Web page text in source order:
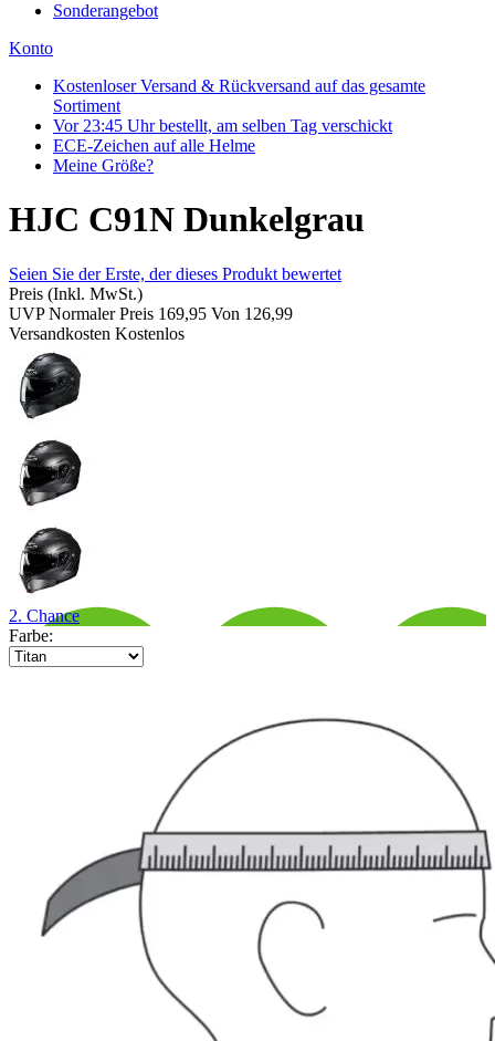
Sonderangebot
Konto
Kostenloser Versand & Rückversand auf das gesamte
Sortiment
Vor 23:45 Uhr bestellt, am selben Tag verschickt
ECE-Zeichen auf alle Helme
Meine Größe?
HJC C91N Dunkelgrau
Seien Sie der Erste, der dieses Produkt bewertet
Preis (Inkl. MwSt.)
UVPNormaler Preis 169,95 Von 126,99
Versandkosten Kostenlos
2. Chance
Farbe: